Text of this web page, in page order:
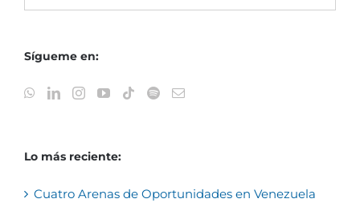
Sígueme en:
Lo más reciente:
Cuatro Arenas de Oportunidades en Venezuela